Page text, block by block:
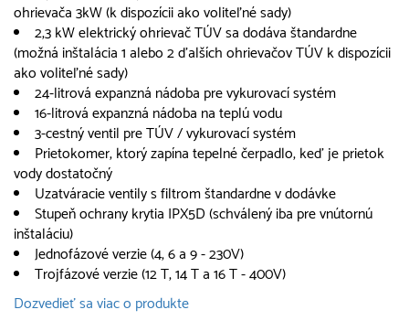
ohrievača 3kW (k dispozícii ako voliteľné sady)
2,3 kW elektrický ohrievač TÚV sa dodáva štandardne
(možná inštalácia 1 alebo 2 ďalších ohrievačov TÚV k dispozícii
ako voliteľné sady)
24-litrová expanzná nádoba pre vykurovací systém
16-litrová expanzná nádoba na teplú vodu
3-cestný ventil pre TÚV / vykurovací systém
Prietokomer, ktorý zapína tepelné čerpadlo, keď je prietok
vody dostatočný
Uzatváracie ventily s filtrom štandardne v dodávke
Stupeň ochrany krytia IPX5D (schválený iba pre vnútornú
inštaláciu)
Jednofázové verzie (4, 6 a 9 - 230V)
Trojfázové verzie (12 T, 14 T a 16 T - 400V)
Dozvedieť sa viac o produkte